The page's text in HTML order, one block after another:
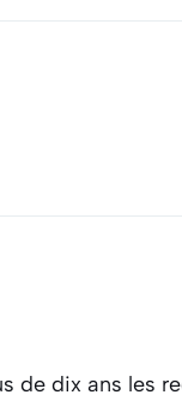
de dix ans les